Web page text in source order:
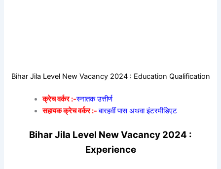
Bihar Jila Level New Vacancy 2024 : Education Qualification
क्रेच वर्कर :-स्नातक उत्तीर्ण
सहायक क्रेच वर्कर :- बारहवीं पास अथवा इंटरमीडिएट
Bihar Jila Level New Vacancy 2024 :
Experience